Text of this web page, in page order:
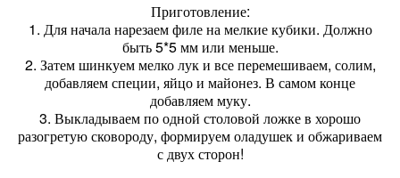
Приготовление:
1. Для начала нарезаем филе на мелкие кубики. Должно
быть 5*5 мм или меньше.
2. Затем шинкуем мелко лук и все перемешиваем, солим,
добавляем специи, яйцо и майонез. В самом конце
добавляем муку.
3. Выкладываем по одной столовой ложке в хорошо
разогретую сковороду, формируем оладушек и обжариваем
с двух сторон!